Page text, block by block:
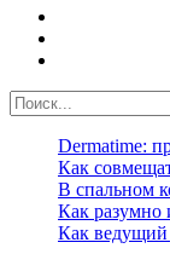
Dermatime:
Как
В спальном
Как разумно
Как ведущий